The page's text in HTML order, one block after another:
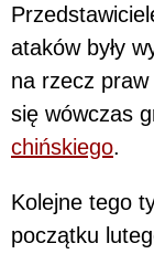
ataków były
na rzecz praw
się wówczas
chińskiego.
Kolejne tego
początku